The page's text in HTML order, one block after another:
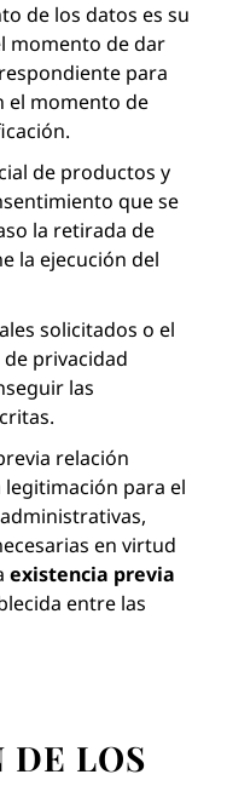
de los datos es su
momento de dar
para
el momento de
de productos y
que se
la retirada de
la ejecución del
solicitados o el
privacidad
las
relación
para el
en virtud
existencia previa
entre las
DE LOS